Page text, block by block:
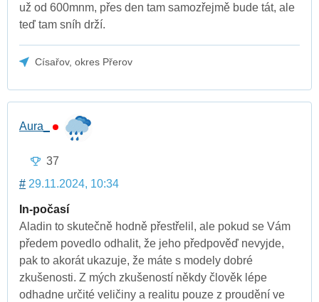
už od 600mnm, přes den tam samozřejmě bude tát, ale
teď tam sníh drží.
Císařov, okres Přerov
Aura_
37
# 29.11.2024, 10:34
In-počasí
Aladin to skutečně hodně přestřelil, ale pokud se Vám
předem povedlo odhalit, že jeho předpověď nevyjde,
pak to akorát ukazuje, že máte s modely dobré
zkušenosti. Z mých zkušeností někdy člověk lépe
odhadne určité veličiny a realitu pouze z proudění ve